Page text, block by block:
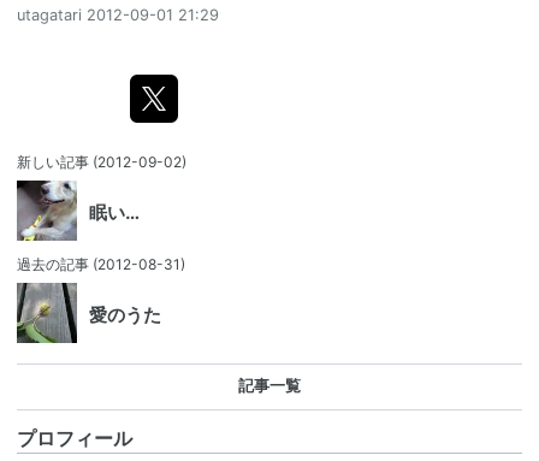
utagatari 2012-09-01 21:29
新しい記事 (2012-09-02)
眠い…
過去の記事 (2012-08-31)
愛のうた
記事一覧
プロフィール